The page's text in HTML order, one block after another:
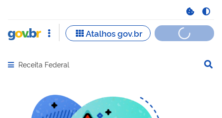
Abrir menu principal de navegação
Receita Federal